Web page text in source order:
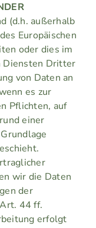
(d.h. außerhalb
Europäischen
oder dies im
Diensten Dritter
von Daten an
es zur
Pflichten, auf
einer
wir die Daten
der
44 ff.
erfolgt